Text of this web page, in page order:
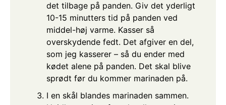
det tilbage på panden. Giv det yderligt
10-15 minutters tid på panden ved
middel-høj varme. Kasser så
overskydende fedt. Det afgiver en del,
som jeg kasserer – så du ender med
kødet alene på panden. Det skal blive
sprødt før du kommer marinaden på.
I en skål blandes marinaden sammen.